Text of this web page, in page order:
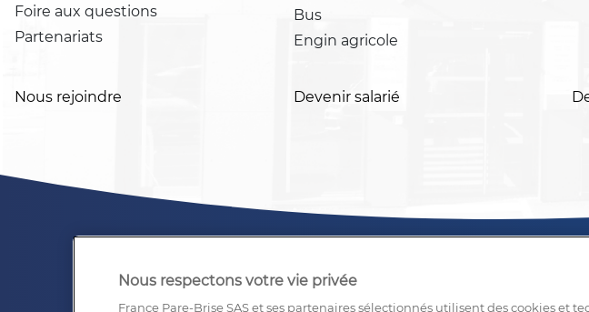
Foire aux questions
Partenariats
Bus
Engin agricole
Nous rejoindre Devenir salarié
Nous respectons votre vie privée
France Pare-Brise SAS et ses partenaires sélectionnés utilisent des cookies et